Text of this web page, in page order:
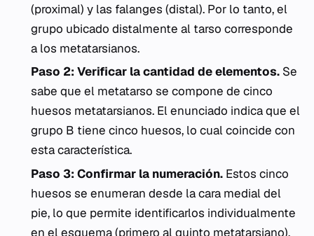
(proximal) y las falanges (distal). Por lo tanto, el
grupo ubicado distalmente al tarso corresponde
a los metatarsianos.
Paso 2: Verificar la cantidad de elementos. Se
sabe que el metatarso se compone de cinco
huesos metatarsianos. El enunciado indica que el
grupo B tiene cinco huesos, lo cual coincide con
esta característica.
Paso 3: Confirmar la numeración. Estos cinco
huesos se enumeran desde la cara medial del
pie, lo que permite identificarlos individualmente
en el esquema (primero al quinto metatarsiano).